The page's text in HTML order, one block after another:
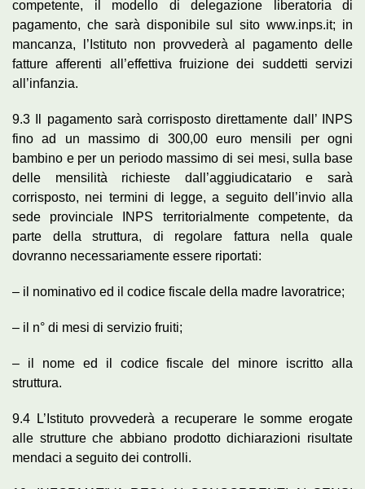
competente, il modello di delegazione liberatoria di
pagamento, che sarà disponibile sul sito www.inps.it; in
mancanza, l’Istituto non provvederà al pagamento delle
fatture afferenti all’effettiva fruizione dei suddetti servizi
all’infanzia.
9.3 Il pagamento sarà corrisposto direttamente dall’ INPS
fino ad un massimo di 300,00 euro mensili per ogni
bambino e per un periodo massimo di sei mesi, sulla base
delle mensilità richieste dall’aggiudicatario e sarà
corrisposto, nei termini di legge, a seguito dell’invio alla
sede provinciale INPS territorialmente competente, da
parte della struttura, di regolare fattura nella quale
dovranno necessariamente essere riportati:
– il nominativo ed il codice fiscale della madre lavoratrice;
– il n° di mesi di servizio fruiti;
– il nome ed il codice fiscale del minore iscritto alla
struttura.
9.4 L’Istituto provvederà a recuperare le somme erogate
alle strutture che abbiano prodotto dichiarazioni risultate
mendaci a seguito dei controlli.